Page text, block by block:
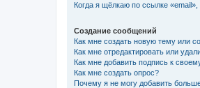
Когда я щёлкаю по ссылке
Создание сообщений
Как мне создать новую тему или
Как мне отредактировать или
Как мне добавить подпись к
Как мне создать опрос?
Почему я не могу добавить